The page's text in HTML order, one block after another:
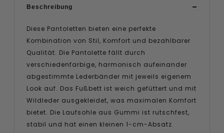
Beschreibung
Diese Pantoletten bieten eine perfekte
Kombination von Stil, Komfort und bezahlbarer
Qualität. Die Pantolette fällt durch
verschiedenfarbige, harmonisch aufeinander
abgestimmte Lederbänder mit jeweils eigenem
Look auf. Das Fußbett ist weich gefüttert und mit
Wildleder ausgekleidet, was maximalen Komfort
bietet. Die Laufsohle aus Gummi ist rutschfest,
stabil und hat einen kleinen 1-cm-Absatz.